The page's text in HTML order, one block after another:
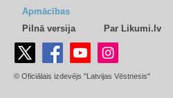
Apmācības
Pilnā versija
Par Likumi.lv
© Oficiālais izdevējs "Latvijas Vēstnesis"